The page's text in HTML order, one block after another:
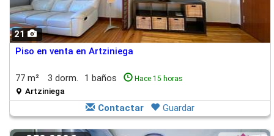
21
Piso en venta en Artziniega
77 m² 3 dorm. 1 baños Hace 15 horas
Artziniega
Contactar Guardar